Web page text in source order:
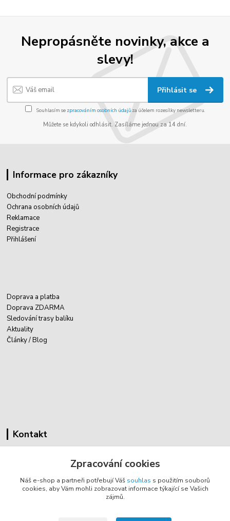
Nepropásněte novinky, akce a
slevy!
Přihlásit se
Souhlasím se zpracováním osobních údajůza účelem rozesílky newsletteru.
Můžete se kdykoli odhlásit. Zasíláme jednou za 14 dní.
Informace pro zákazníky
Obchodní podmínky
Ochrana osobních údajů
Reklamace
Registrace
Přihlášení
Doprava a platba
Doprava ZDARMA
Sledování trasy balíku
Aktuality
Články / Blog
Kontakt
Zákostelí 83
783 44 Náměšť na Hané
Zpracování cookies
Náš e-shop a partneři potřebují Váš souhlas s použitím souborů
cookies, aby Vám mohli zobrazovat informace týkající se Vašich
zájmů.